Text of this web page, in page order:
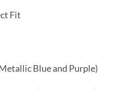
Fit
Blue and Purple)